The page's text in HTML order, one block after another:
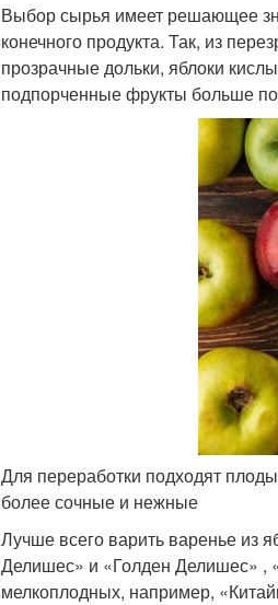
Выбор сырья имеет решающее
конечного продукта. Так, из
прозрачные дольки, яблоки
подпорченные фрукты больше
Для переработки подходят
более сочные и нежные
Лучше всего варить варенье из
Делишес» и «Голден Делишес» ,
мелкоплодных, например,